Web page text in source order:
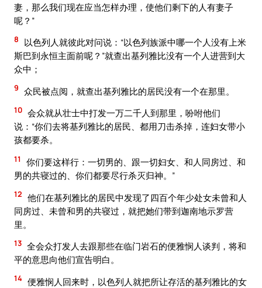
妻，那么我们现在应当怎样办理，使他们剩下的人有妻子
呢？”
8
以色列人就彼此对问说：“以色列族派中哪一个人没有上米
斯巴到永恒主面前呢？”就查出基列雅比没有一个人进营到大
众中；
9 众民被点阅，就查出基列雅比的居民没有一个在那里。
10 会众就从壮士中打发一万二千人到那里，吩咐他们
说：“你们去将基列雅比的居民、都用刀击杀掉，连妇女带小
孩都要杀。
11
你们要这样行：一切男的、跟一切妇女、和人同房过、和
男的共寝过的、你们都要尽行杀灭归神。”
12 他们在基列雅比的居民中发现了四百个年少处女未曾和人
同房过、未曾和男的共寝过，就把她们带到迦南地示罗营
里。
13 全会众打发人去跟那些在临门岩石的便雅悯人谈判，将和
平的意思向他们宣告明白。
14 便雅悯人回来时，以色列人就把所让存活的基列雅比的女